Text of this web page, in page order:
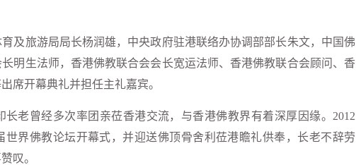
旅游局局长杨润雄，中央政府驻港联络办协调部部长朱文，中国佛
明生法师，香港佛教联合会会长宽运法师、香港佛教联合会顾问、香
席开幕典礼并担任主礼嘉宾。
曾经多次率团亲莅香港交流，与香港佛教界有着深厚因缘。2012
界佛教论坛开幕式，并迎送佛顶骨舍利莅港瞻礼供奉，长老不辞劳
叹。